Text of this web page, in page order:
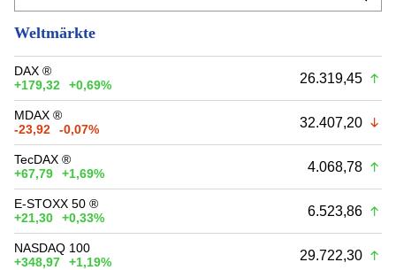
Weltmärkte
DAX ®
+179,32
+0,69% 26.319,45
MDAX ®
-23,92
-0,07% 32.407,20
TecDAX ®
+67,79
+1,69% 4.068,78
E-STOXX 50 ®
+21,30
+0,33% 6.523,86
NASDAQ 100
+348,97
+1,19% 29.722,30